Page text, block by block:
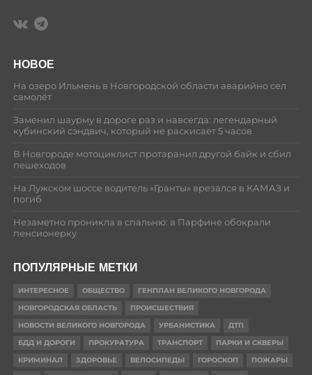
НОВОЕ
На озеро Ильмень в Новгородской области аварийно сел
самолёт
Заменил шаурму в дороге раз и навсегда: легендарный
кубинский сэндвич, который не раскисает 5 часов
В Новгороде мотоциклист протаранил другой байк и сбил
пешеходов
На Лужском шоссе водитель «Гранты» врезался в КАМАЗ и
погиб
Незаметно проникла в спальню: в Парфине обокрали
пенсионерку
ПОПУЛЯРНЫЕ МЕТКИ
ИНТЕРЕСНОЕ ОБЩЕСТВО
ГЕНПЛАН ВЕЛИКОГО НОВГОРОДА
НОВГОРОДСКАЯ ОБЛАСТЬ
ПРОИСШЕСТВИЯ
НОВОСТИ ВЕЛИКОГО НОВГОРОДА
УРБАНИСТИКА
ДТП
БДД И ДОРОГИ
ПРОКУРАТУРА ТРАНСПОРТ
ПАРКИ И СКВЕРЫ
КРИМИНАЛ
ЗДОРОВЬЕ ВЕЛОСИПЕДЫ ГОРОСКОП
ПОЖАРЫ